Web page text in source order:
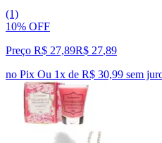
(1)
10% OFF
Preço R$ 27,89R$ 27,89
no Pix Ou 1x de R$ 30,99 sem